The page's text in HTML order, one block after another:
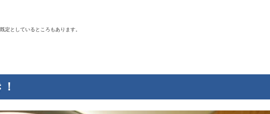
定としているところもあります。